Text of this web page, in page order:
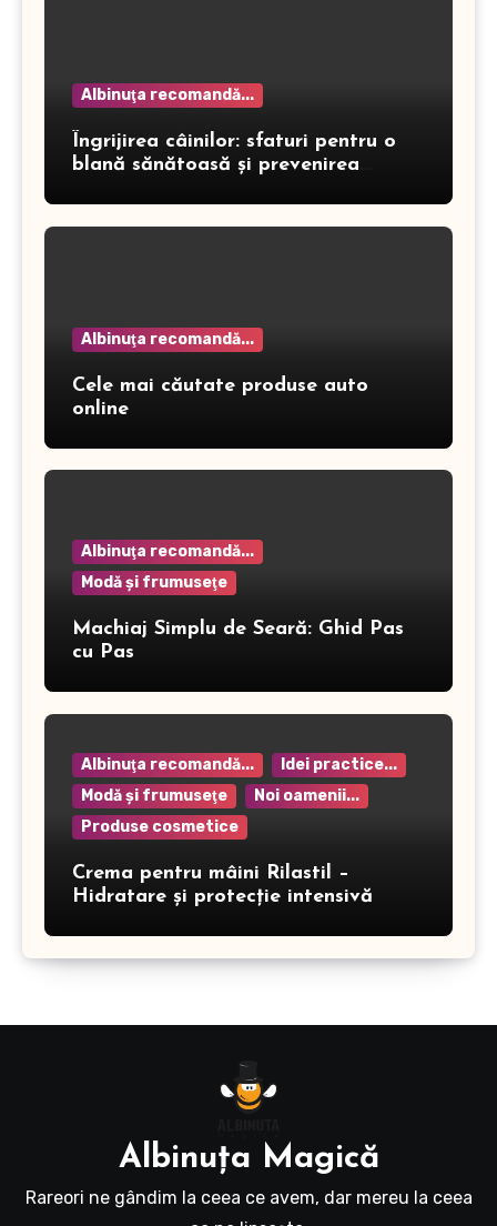
Albinuţa recomandă...
Îngrijirea câinilor: sfaturi pentru o
blană sănătoasă și prevenirea
Albinuţa recomandă...
Cele mai căutate produse auto
online
Albinuţa recomandă...
Modă şi frumuseţe
Machiaj Simplu de Seară: Ghid Pas
cu Pas
Albinuţa recomandă...
Idei practice...
Modă şi frumuseţe
Noi oamenii...
Produse cosmetice
Crema pentru mâini Rilastil –
Hidratare și protecție intensivă
Albinuţa Magică
Rareori ne gândim la ceea ce avem, dar mereu la ceea